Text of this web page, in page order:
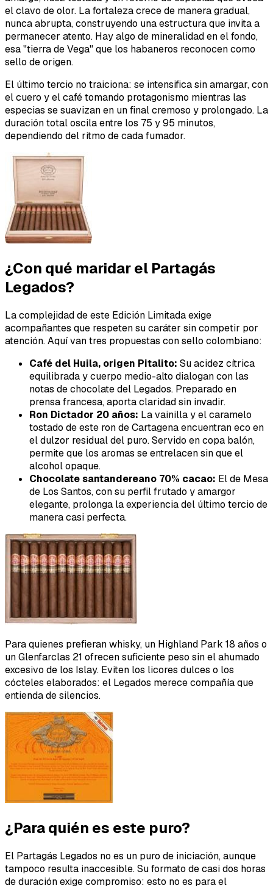
el clavo de olor. La fortaleza crece de manera gradual,
nunca abrupta, construyendo una estructura que invita a
permanecer atento. Hay algo de mineralidad en el fondo,
esa "tierra de Vega" que los habaneros reconocen como
sello de origen.
El último tercio no traiciona: se intensifica sin amargar, con
el cuero y el café tomando protagonismo mientras las
especias se suavizan en un final cremoso y prolongado. La
duración total oscila entre los 75 y 95 minutos,
dependiendo del ritmo de cada fumador.
¿Con qué maridar el Partagás
Legados?
La complejidad de este Edición Limitada exige
acompañantes que respeten su caráter sin competir por
atención. Aquí van tres propuestas con sello colombiano:
Café del Huila, origen Pitalito: Su acidez cítrica
equilibrada y cuerpo medio-alto dialogan con las
notas de chocolate del Legados. Preparado en
prensa francesa, aporta claridad sin invadir.
Ron Dictador 20 años: La vainilla y el caramelo
tostado de este ron de Cartagena encuentran eco en
el dulzor residual del puro. Servido en copa balón,
permite que los aromas se entrelacen sin que el
alcohol opaque.
Chocolate santandereano 70% cacao: El de Mesa
de Los Santos, con su perfil frutado y amargor
elegante, prolonga la experiencia del último tercio de
manera casi perfecta.
Para quienes prefieran whisky, un Highland Park 18 años o
un Glenfarclas 21 ofrecen suficiente peso sin el ahumado
excesivo de los Islay. Eviten los licores dulces o los
cócteles elaborados: el Legados merece compañía que
entienda de silencios.
¿Para quién es este puro?
El Partagás Legados no es un puro de iniciación, aunque
tampoco resulta inaccesible. Su formato de casi dos horas
de duración exige compromiso: esto no es para el